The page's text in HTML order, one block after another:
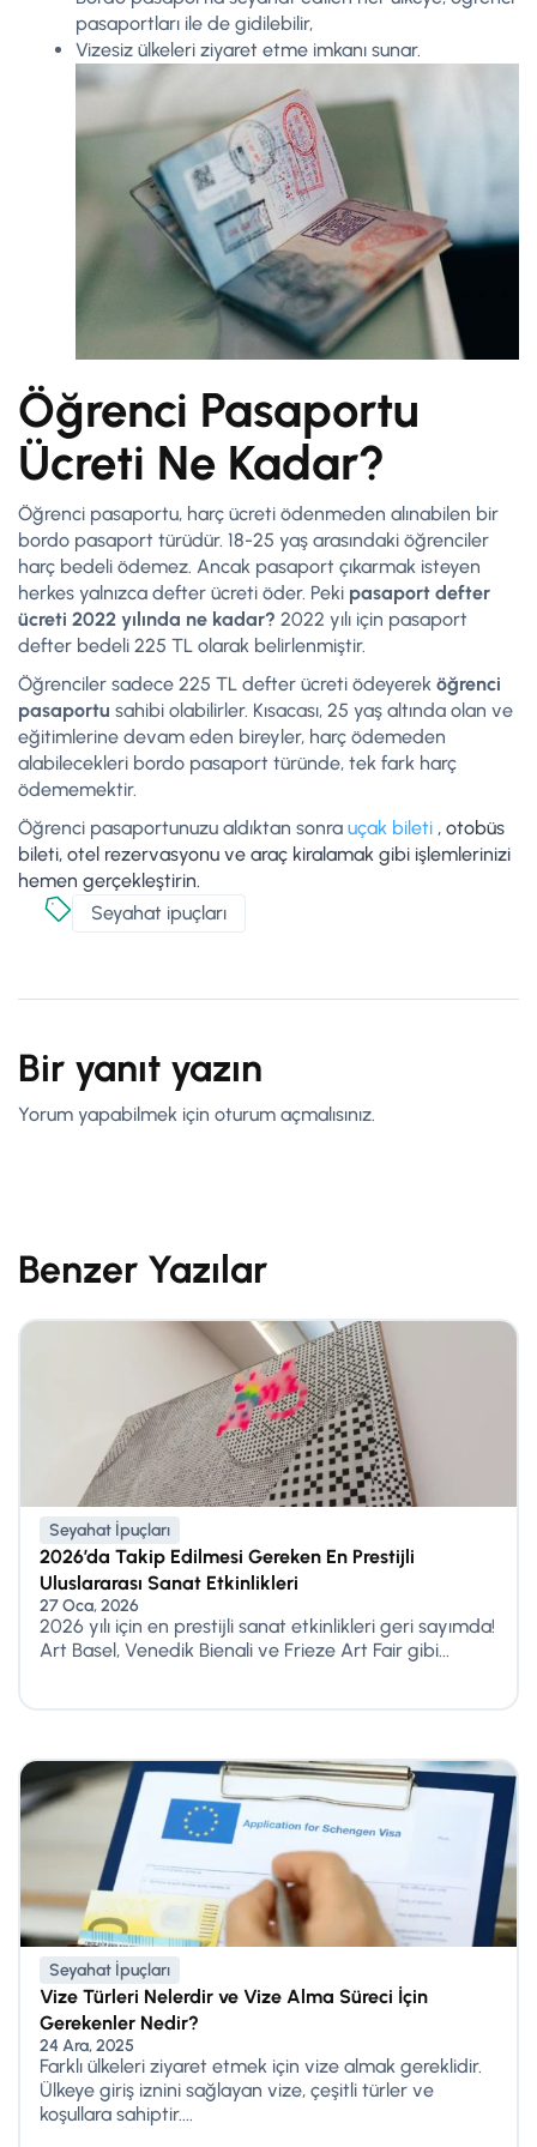
pasaportları ile de gidilebilir,
Vizesiz ülkeleri ziyaret etme imkanı sunar.
Öğrenci Pasaportu
Ücreti Ne Kadar?
Öğrenci pasaportu, harç ücreti ödenmeden alınabilen bir
bordo pasaport türüdür. 18-25 yaş arasındaki öğrenciler
harç bedeli ödemez. Ancak pasaport çıkarmak isteyen
herkes yalnızca defter ücreti öder. Peki pasaport defter
ücreti 2022 yılında ne kadar? 2022 yılı için pasaport
defter bedeli 225 TL olarak belirlenmiştir.
Öğrenciler sadece 225 TL defter ücreti ödeyerek öğrenci
pasaportu sahibi olabilirler. Kısacası, 25 yaş altında olan ve
eğitimlerine devam eden bireyler, harç ödemeden
alabilecekleri bordo pasaport türünde, tek fark harç
ödememektir.
Öğrenci pasaportunuzu aldıktan sonra uçak bileti , otobüs
bileti, otel rezervasyonu ve araç kiralamak gibi işlemlerinizi
hemen gerçekleştirin.
Seyahat ipuçları
Bir yanıt yazın
Yorum yapabilmek için oturum açmalısınız.
Benzer Yazılar
Seyahat İpuçları
2026’da Takip Edilmesi Gereken En Prestijli
Uluslararası Sanat Etkinlikleri
27 Oca, 2026
2026 yılı için en prestijli sanat etkinlikleri geri sayımda!
Art Basel, Venedik Bienali ve Frieze Art Fair gibi...
Seyahat İpuçları
Vize Türleri Nelerdir ve Vize Alma Süreci İçin
Gerekenler Nedir?
24 Ara, 2025
Farklı ülkeleri ziyaret etmek için vize almak gereklidir.
Ülkeye giriş iznini sağlayan vize, çeşitli türler ve
koşullara sahiptir....